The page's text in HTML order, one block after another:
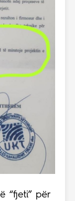
“fjeti” për